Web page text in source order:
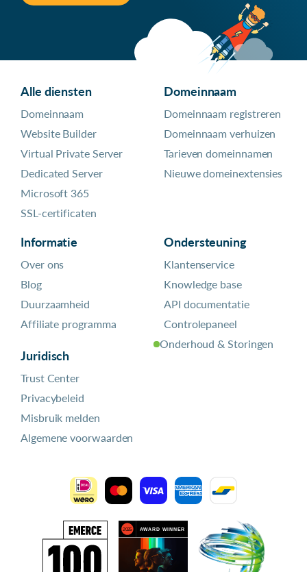
Alle diensten
Domeinnaam
Website Builder
Virtual Private Server
Dedicated Server
Microsoft 365
SSL-certificaten
Domeinnaam
Domeinnaam registreren
Domeinnaam verhuizen
Tarieven domeinnamen
Nieuwe domeinextensies
Informatie
Over ons
Blog
Duurzaamheid
Affiliate programma
Juridisch
Trust Center
Privacybeleid
Misbruik melden
Algemene voorwaarden
Ondersteuning
Klantenservice
Knowledge base
API documentatie
Controlepaneel
Onderhoud & Storingen